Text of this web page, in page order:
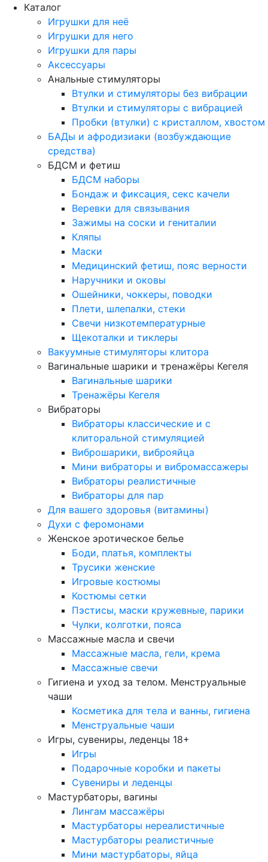
Каталог
Игрушки для неё
Игрушки для него
Игрушки для пары
Аксессуары
Анальные стимуляторы
Втулки и стимуляторы без вибрации
Втулки и стимуляторы с вибрацией
Пробки (втулки) с кристаллом, хвостом
БАДы и афродизиаки (возбуждающие
средства)
БДСМ и фетиш
БДСМ наборы
Бондаж и фиксация, секс качели
Веревки для связывания
Зажимы на соски и гениталии
Кляпы
Маски
Медицинский фетиш, пояс верности
Наручники и оковы
Ошейники, чоккеры, поводки
Плети, шлепалки, стеки
Свечи низкотемпературные
Щекоталки и тиклеры
Вакуумные стимуляторы клитора
Вагинальные шарики и тренажёры Кегеля
Вагинальные шарики
Тренажёры Кегеля
Вибраторы
Вибраторы классические и с
клиторальной стимуляцией
Виброшарики, виброяйца
Мини вибраторы и вибромассажеры
Вибраторы реалистичные
Вибраторы для пар
Для вашего здоровья (витамины)
Духи с феромонами
Женское эротическое белье
Боди, платья, комплекты
Трусики женские
Игровые костюмы
Костюмы сетки
Пэстисы, маски кружевные, парики
Чулки, колготки, пояса
Массажные масла и свечи
Массажные масла, гели, крема
Массажные свечи
Гигиена и уход за телом. Менструальные
чаши
Косметика для тела и ванны, гигиена
Менструальные чаши
Игры, сувениры, леденцы 18+
Игры
Подарочные коробки и пакеты
Сувениры и леденцы
Мастурбаторы, вагины
Лингам массажёры
Мастурбаторы нереалистичные
Мастурбаторы реалистичные
Мини мастурбаторы, яйца